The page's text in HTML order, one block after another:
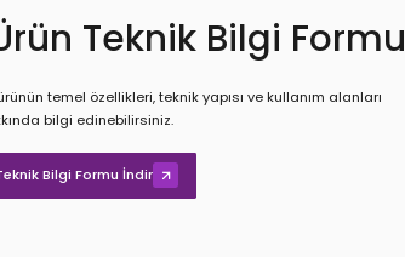
Teknik Bilgi Formu
temel özellikleri, teknik yapısı ve kullanım alanları
bilgi edinebilirsiniz.
Bilgi Formu İndir